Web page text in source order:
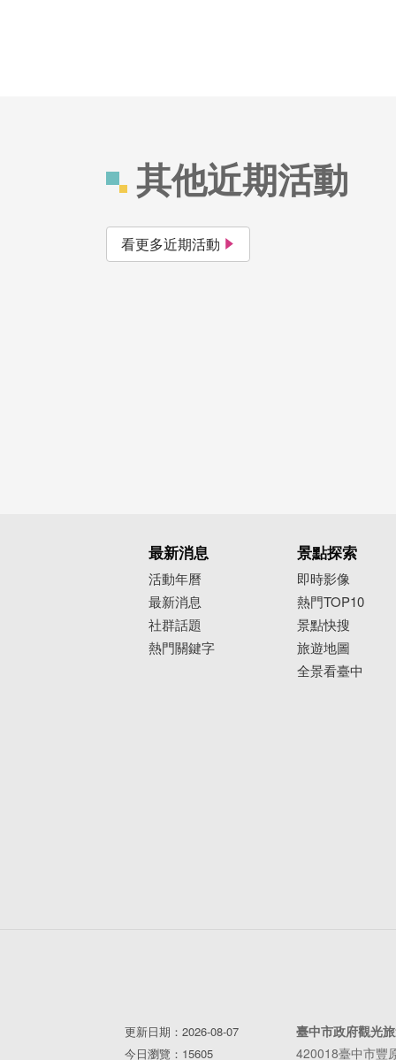
其他近期活動
看更多近期活動
最新消息
活動年曆
最新消息
社群話題
熱門關鍵字
景點探索
即時影像
熱門TOP10
景點快搜
旅遊地圖
全景看臺中
更新日期：2026-08-07
今日瀏覽：15605
臺中市政府觀光
420018臺中市豐